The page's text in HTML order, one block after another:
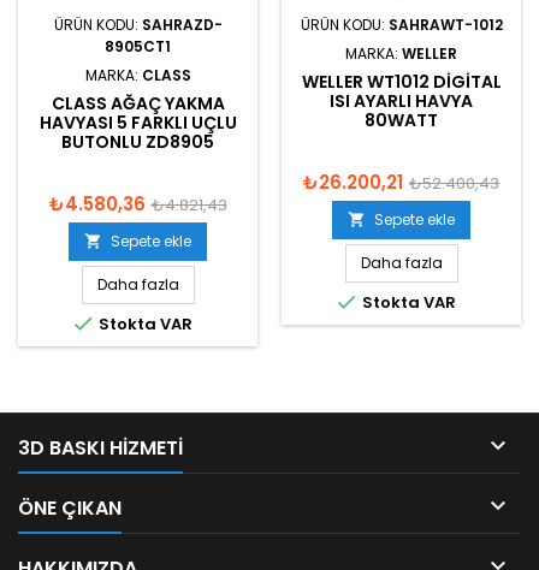
ÜRÜN KODU: SAHRAZD-
8905CT1
MARKA: CLASS
CLASS AĞAÇ YAKMA
HAVYASI 5 FARKLI UÇLU
BUTONLU ZD8905
₺4.580,36 ₺4.821,43
 Sepete ekle
Daha fazla
 Stokta VAR
ÜRÜN KODU: SAHRAWT-1012
MARKA: WELLER
WELLER WT1012 DIGITAL
ISI AYARLI HAVYA
80WATT
₺26.200,21 ₺52.400,43
 Sepete ekle
Daha fazla
 Stokta VAR
3D BASKI HIZMETI 
ÖNE ÇIKAN 